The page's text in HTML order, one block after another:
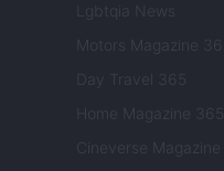
Lgbtqia News
Motors Magazine 365
Day Travel 365
Home Magazine 365
Cineverse Magazine